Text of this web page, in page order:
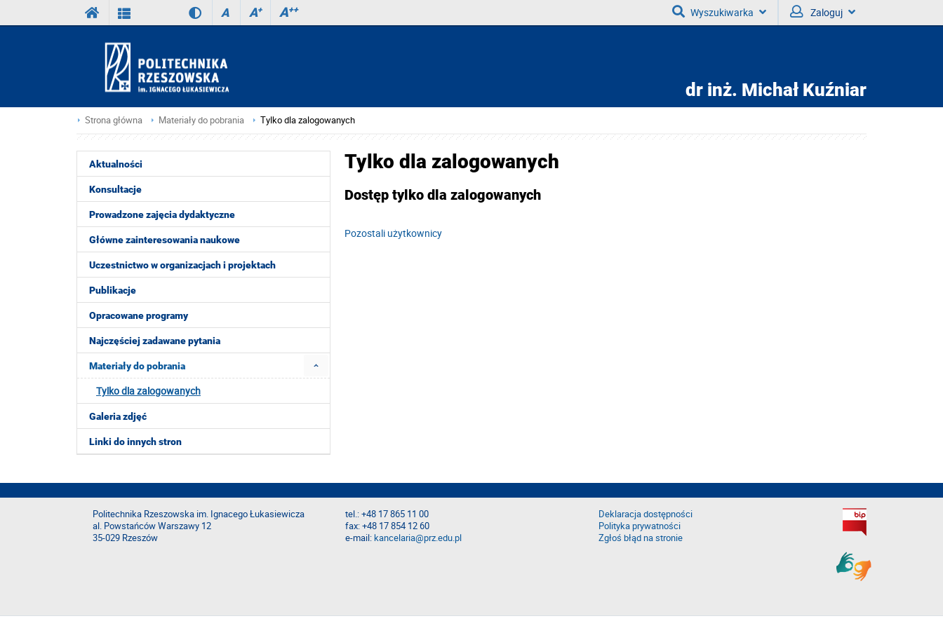
A A+ A++ Wyszukiwarka Zaloguj
dr inż. Michał Kuźniar
Strona główna Materiały do pobrania Tylko dla zalogowanych
Aktualności
Konsultacje
Prowadzone zajęcia dydaktyczne
Główne zainteresowania naukowe
Uczestnictwo w organizacjach i projektach
Publikacje
Opracowane programy
Najczęściej zadawane pytania
Materiały do pobrania
Tylko dla zalogowanych
Galeria zdjęć
Linki do innych stron
Tylko dla zalogowanych
Dostęp tylko dla zalogowanych
Pozostali użytkownicy
Politechnika Rzeszowska im. Ignacego Łukasiewicza
al. Powstańców Warszawy 12
35-029 Rzeszów
tel.: +48 17 865 11 00
fax: +48 17 854 12 60
e-mail:kancelaria@prz.edu.pl
Deklaracja dostępności
Polityka prywatności
Zgłoś błąd na stronie